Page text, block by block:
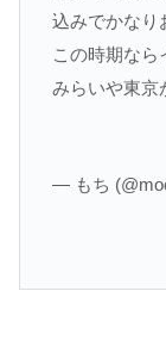
込みでかなり
この時期なら
みらいや東京
— もち